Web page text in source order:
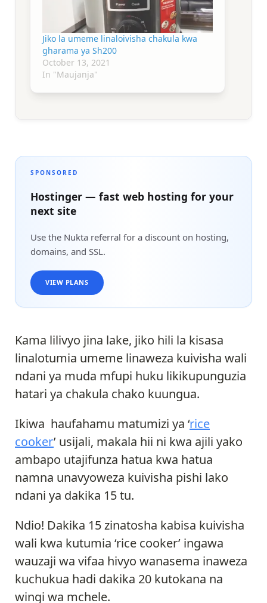
Jiko la umeme linaloivisha chakula kwa
gharama ya Sh200
October 13, 2021
In "Maujanja"
SPONSORED
Hostinger — fast web hosting for your
next site
Use the Nukta referral for a discount on hosting,
domains, and SSL.
VIEW PLANS
Kama lilivyo jina lake, jiko hili la kisasa
linalotumia umeme linaweza kuivisha wali
ndani ya muda mfupi huku likikupunguzia
hatari ya chakula chako kuungua.
Ikiwa haufahamu matumizi ya ‘rice
cooker’ usijali, makala hii ni kwa ajili yako
ambapo utajifunza hatua kwa hatua
namna unavyoweza kuivisha pishi lako
ndani ya dakika 15 tu.
Ndio! Dakika 15 zinatosha kabisa kuivisha
wali kwa kutumia ‘rice cooker’ ingawa
wauzaji wa vifaa hivyo wanasema inaweza
kuchukua hadi dakika 20 kutokana na
wingi wa mchele.